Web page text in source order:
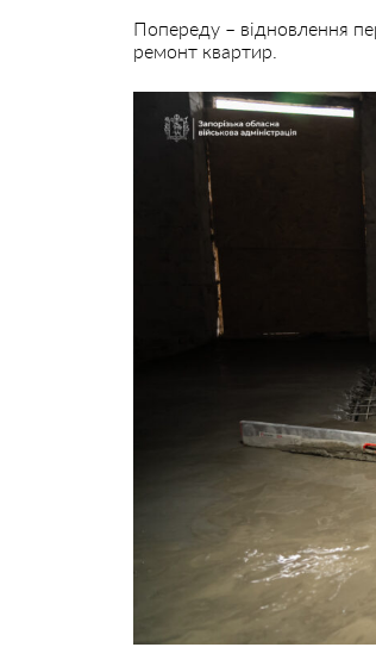
Попереду – відновлення
ремонт квартир.